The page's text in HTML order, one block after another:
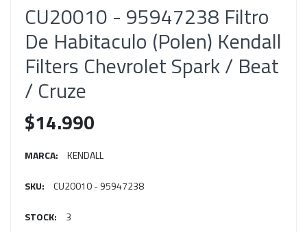
CU20010 - 95947238 Filtro
De Habitaculo (Polen) Kendall
Filters Chevrolet Spark / Beat
/ Cruze
$14.990
MARCA: KENDALL
SKU: CU20010 - 95947238
STOCK: 3